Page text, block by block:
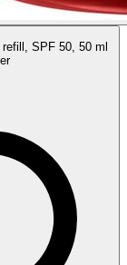
SPF 50, 50 ml